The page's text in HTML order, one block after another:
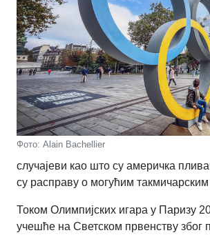
Фото: Alain Bachellier
случајеви као што су америчка
су расправу о могућим
Током Олимпијских игара у Паризу
учешће на Светском првенству због